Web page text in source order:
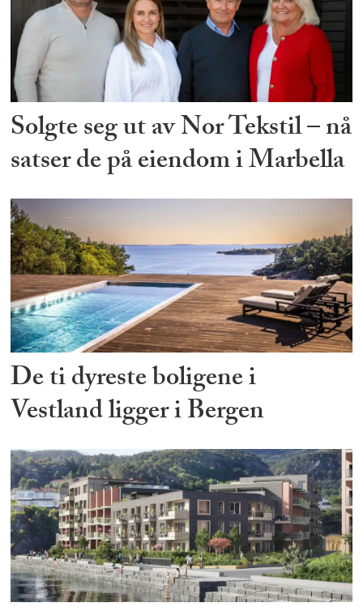
Solgte seg ut av Nor Tekstil – nå
satser de på eiendom i Marbella
De ti dyreste boligene i
Vestland ligger i Bergen